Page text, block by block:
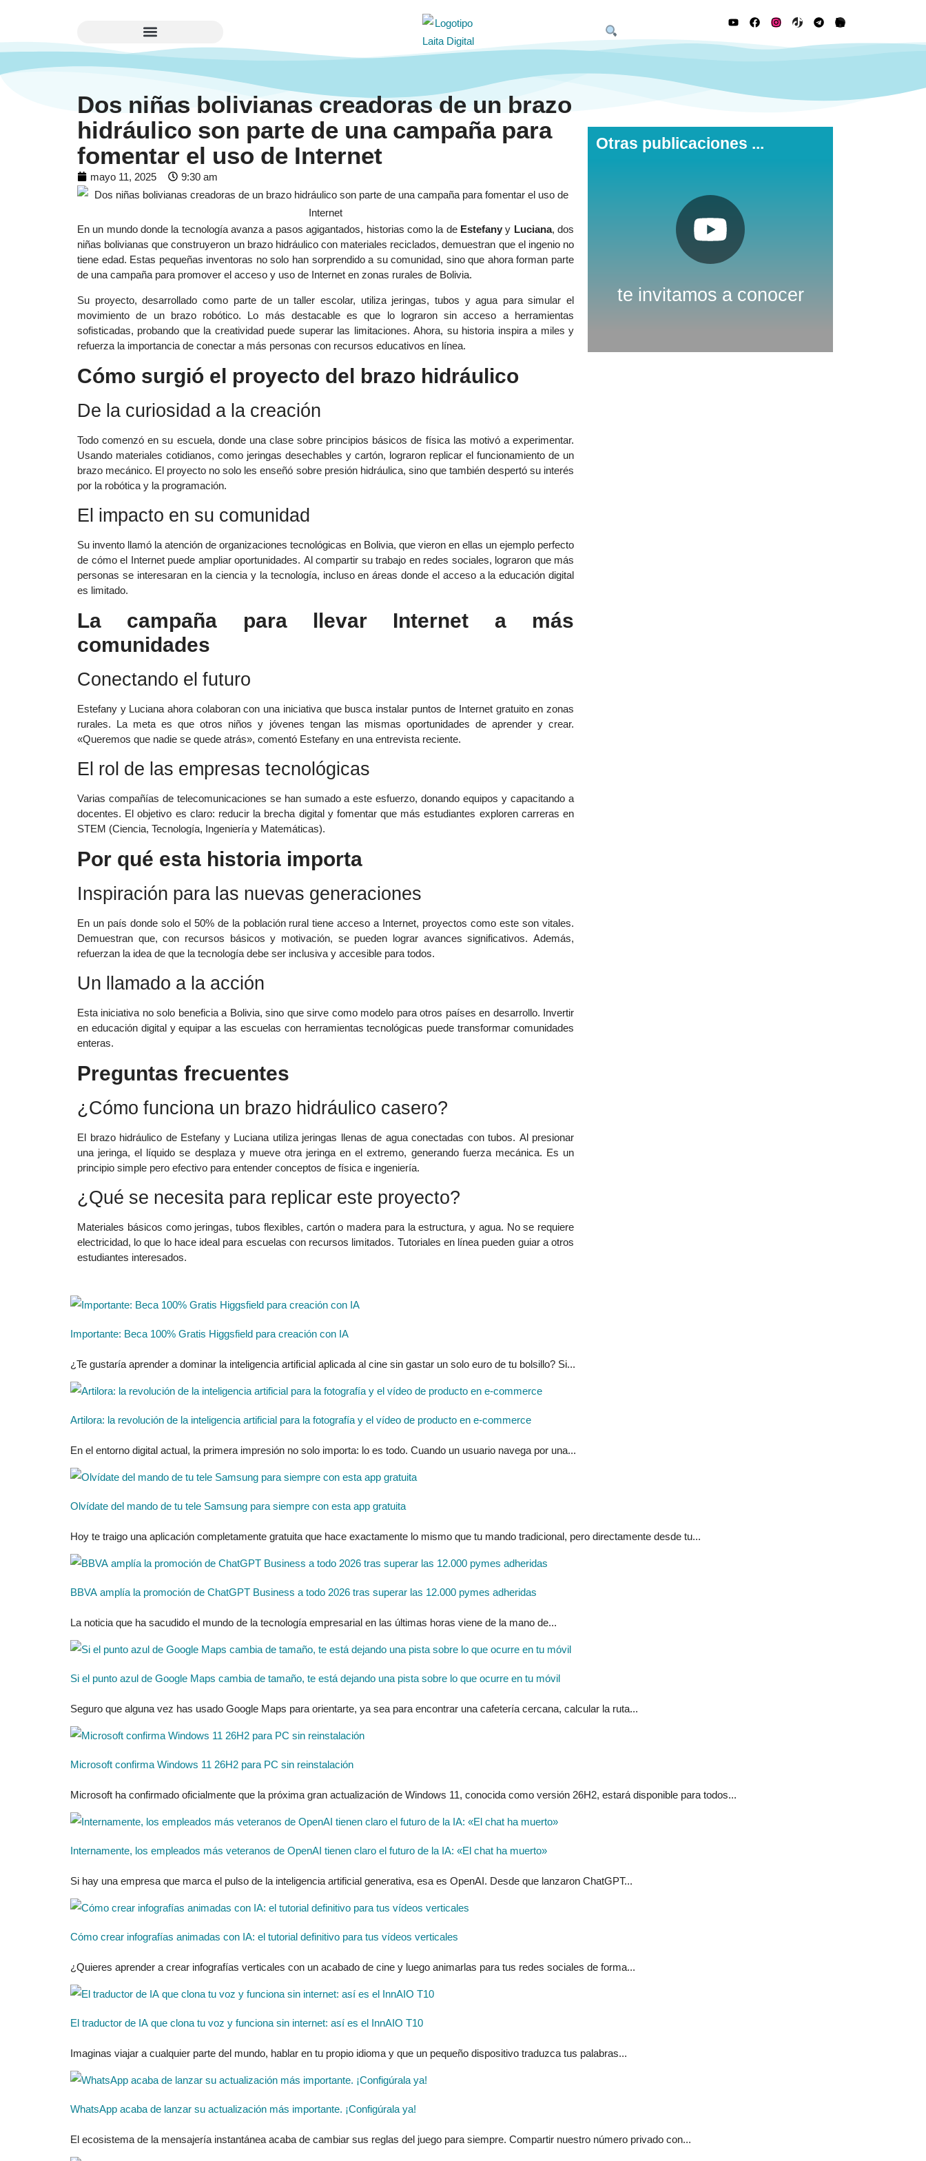
Dos niñas bolivianas creadoras de un brazo
hidráulico son parte de una campaña para
fomentar el uso de Internet
mayo 11, 2025 9:30 am
En un mundo donde la tecnología avanza a pasos agigantados, historias como la de Estefanyy Luciana, dos
niñas bolivianas que construyeron un brazo hidráulico con materiales reciclados, demuestran que el ingenio no
tiene edad. Estas pequeñas inventoras no solo han sorprendido a su comunidad, sino que ahora forman parte
de una campaña para promover el acceso y uso de Internet en zonas rurales de Bolivia.
Su proyecto, desarrollado como parte de un taller escolar, utiliza jeringas, tubos y agua para simular el
movimiento de un brazo robótico. Lo más destacable es que lo lograron sin acceso a herramientas
sofisticadas, probando que la creatividad puede superar las limitaciones. Ahora, su historia inspira a miles y
refuerza la importancia de conectar a más personas con recursos educativos en línea.
Cómo surgió el proyecto del brazo hidráulico
De la curiosidad a la creación
Todo comenzó en su escuela, donde una clase sobre principios básicos de física las motivó a experimentar.
Usando materiales cotidianos, como jeringas desechables y cartón, lograron replicar el funcionamiento de un
brazo mecánico. El proyecto no solo les enseñó sobre presión hidráulica, sino que también despertó su interés
por la robótica y la programación.
El impacto en su comunidad
Su invento llamó la atención de organizaciones tecnológicas en Bolivia, que vieron en ellas un ejemplo perfecto
de cómo el Internet puede ampliar oportunidades. Al compartir su trabajo en redes sociales, lograron que más
personas se interesaran en la ciencia y la tecnología, incluso en áreas donde el acceso a la educación digital
es limitado.
La campaña para llevar Internet a más
comunidades
Conectando el futuro
Estefany y Luciana ahora colaboran con una iniciativa que busca instalar puntos de Internet gratuito en zonas
rurales. La meta es que otros niños y jóvenes tengan las mismas oportunidades de aprender y crear.
«Queremos que nadie se quede atrás», comentó Estefany en una entrevista reciente.
El rol de las empresas tecnológicas
Varias compañías de telecomunicaciones se han sumado a este esfuerzo, donando equipos y capacitando a
docentes. El objetivo es claro: reducir la brecha digital y fomentar que más estudiantes exploren carreras en
STEM (Ciencia, Tecnología, Ingeniería y Matemáticas).
Por qué esta historia importa
Inspiración para las nuevas generaciones
En un país donde solo el 50% de la población rural tiene acceso a Internet, proyectos como este son vitales.
Demuestran que, con recursos básicos y motivación, se pueden lograr avances significativos. Además,
refuerzan la idea de que la tecnología debe ser inclusiva y accesible para todos.
Un llamado a la acción
Esta iniciativa no solo beneficia a Bolivia, sino que sirve como modelo para otros países en desarrollo. Invertir
en educación digital y equipar a las escuelas con herramientas tecnológicas puede transformar comunidades
enteras.
Preguntas frecuentes
¿Cómo funciona un brazo hidráulico casero?
El brazo hidráulico de Estefany y Luciana utiliza jeringas llenas de agua conectadas con tubos. Al presionar
una jeringa, el líquido se desplaza y mueve otra jeringa en el extremo, generando fuerza mecánica. Es un
principio simple pero efectivo para entender conceptos de física e ingeniería.
¿Qué se necesita para replicar este proyecto?
Materiales básicos como jeringas, tubos flexibles, cartón o madera para la estructura, y agua. No se requiere
electricidad, lo que lo hace ideal para escuelas con recursos limitados. Tutoriales en línea pueden guiar a otros
estudiantes interesados.
Otras publicaciones ...
te invitamos a conocer
Nuestro canal de
Youtube
Pulsa aquí
Importante: Beca 100% Gratis Higgsfield para creación con IA
¿Te gustaría aprender a dominar la inteligencia artificial aplicada al cine sin gastar un solo euro de tu bolsillo? Si...
Artilora: la revolución de la inteligencia artificial para la fotografía y el vídeo de producto en e-commerce
En el entorno digital actual, la primera impresión no solo importa: lo es todo. Cuando un usuario navega por una...
Olvídate del mando de tu tele Samsung para siempre con esta app gratuita
Hoy te traigo una aplicación completamente gratuita que hace exactamente lo mismo que tu mando tradicional, pero directamente desde tu...
BBVA amplía la promoción de ChatGPT Business a todo 2026 tras superar las 12.000 pymes adheridas
La noticia que ha sacudido el mundo de la tecnología empresarial en las últimas horas viene de la mano de...
Si el punto azul de Google Maps cambia de tamaño, te está dejando una pista sobre lo que ocurre en tu móvil
Seguro que alguna vez has usado Google Maps para orientarte, ya sea para encontrar una cafetería cercana, calcular la ruta...
Microsoft confirma Windows 11 26H2 para PC sin reinstalación
Microsoft ha confirmado oficialmente que la próxima gran actualización de Windows 11, conocida como versión 26H2, estará disponible para todos...
Internamente, los empleados más veteranos de OpenAI tienen claro el futuro de la IA: «El chat ha muerto»
Si hay una empresa que marca el pulso de la inteligencia artificial generativa, esa es OpenAI. Desde que lanzaron ChatGPT...
Cómo crear infografías animadas con IA: el tutorial definitivo para tus vídeos verticales
¿Quieres aprender a crear infografías verticales con un acabado de cine y luego animarlas para tus redes sociales de forma...
El traductor de IA que clona tu voz y funciona sin internet: así es el InnAIO T10
Imaginas viajar a cualquier parte del mundo, hablar en tu propio idioma y que un pequeño dispositivo traduzca tus palabras...
WhatsApp acaba de lanzar su actualización más importante. ¡Configúrala ya!
El ecosistema de la mensajería instantánea acaba de cambiar sus reglas del juego para siempre. Compartir nuestro número privado con...